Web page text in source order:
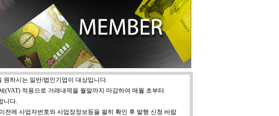
원하시는 일반/법인기업이 대상입니다.
(VAT) 적용으로 거래내역을 월말까지 마감하여 매월 초부터
니다.
전에 사업자번호와 사업장정보등을 필히 확인 후 발행 신청 바랍